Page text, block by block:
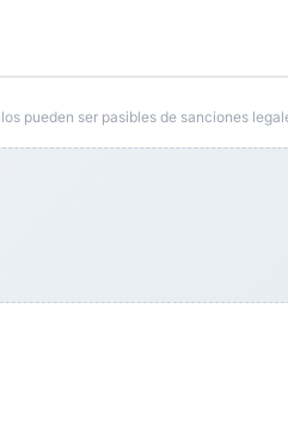
pueden ser pasibles de sanciones